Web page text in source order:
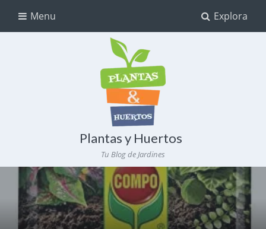
Explora
Menu
Plantas y Huertos
Tu Blog de Jardines